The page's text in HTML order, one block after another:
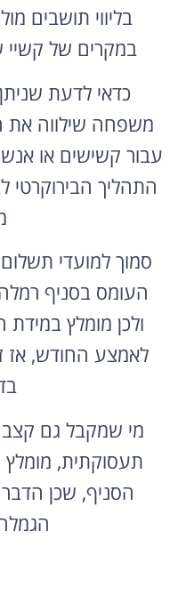
בליווי תושבים
במקרים של
כדאי לדעת
משפחה שילווה את
עבור קשישים או
התהליך הבירוקרטי
סמוך למועדי
העומס בסניף
ולכן מומלץ
לאמצע החודש, אז
מי שמקבל גם
תעסוקתית, מומלץ
הסניף, שכן